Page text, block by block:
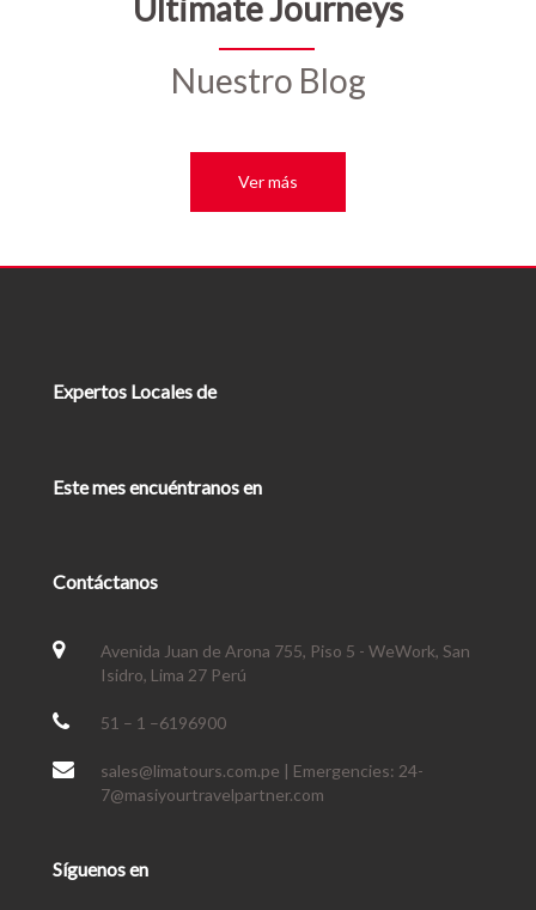
Ultimate Journeys
Nuestro Blog
Ver más
Expertos Locales de
Este mes encuéntranos en
Contáctanos
Avenida Juan de Arona 755, Piso 5 - WeWork, San
Isidro, Lima 27 Perú
51 – 1 –6196900
sales@limatours.com.pe | Emergencies: 24-
7@masiyourtravelpartner.com
Síguenos en